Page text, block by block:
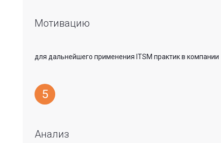
Мотивацию
для дальнейшего применения ITSM практик в компании
5
Анализ